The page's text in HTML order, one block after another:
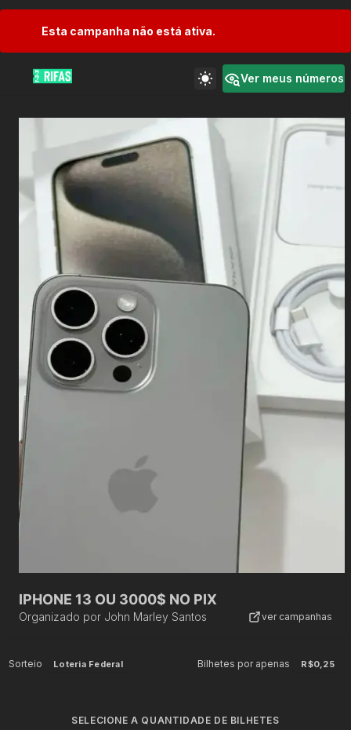
Esta campanha não está ativa.
Ver meus números
IPHONE 13 OU 3000$ NO PIX
Organizado por John Marley Santos ver campanhas
Sorteio Loteria Federal Bilhetes por apenas R$0,25
SELECIONE A QUANTIDADE DE BILHETES